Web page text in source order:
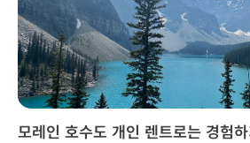
모레인 호수도 개인 렌트로는 경험